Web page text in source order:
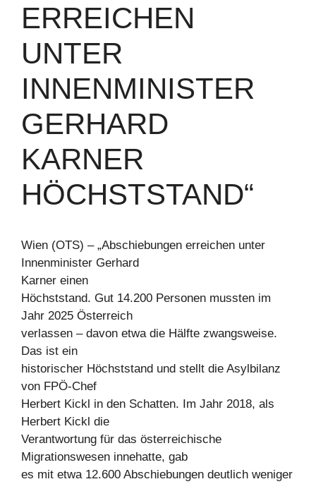
ERREICHEN
UNTER
INNENMINISTER
GERHARD
KARNER
HÖCHSTSTAND“
Wien (OTS) – „Abschiebungen erreichen unter
Innenminister Gerhard
Karner einen
Höchststand. Gut 14.200 Personen mussten im
Jahr 2025 Österreich
verlassen – davon etwa die Hälfte zwangsweise.
Das ist ein
historischer Höchststand und stellt die Asylbilanz
von FPÖ-Chef
Herbert Kickl in den Schatten. Im Jahr 2018, als
Herbert Kickl die
Verantwortung für das österreichische
Migrationswesen innehatte, gab
es mit etwa 12.600 Abschiebungen deutlich weniger